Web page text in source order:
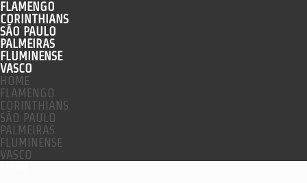
FLAMENGO
CORINTHIANS
SÃO PAULO
PALMEIRAS
FLUMINENSE
VASCO
HOME
FLAMENGO
CORINTHIANS
SÃO PAULO
PALMEIRAS
FLUMINENSE
VASCO